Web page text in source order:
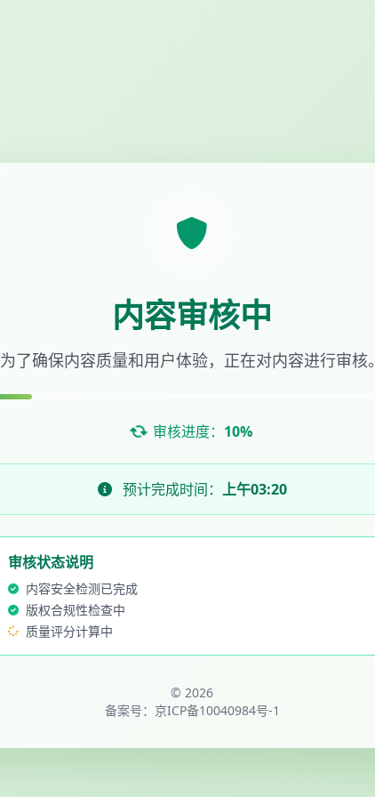
内容审核中
为了确保内容质量和用户体验，正在对内容进行审核。
审核进度： 10%
预计完成时间： 上午03:20
审核状态说明
内容安全检测已完成
版权合规性检查中
质量评分计算中
© 2026
备案号： 京ICP备10040984号-1